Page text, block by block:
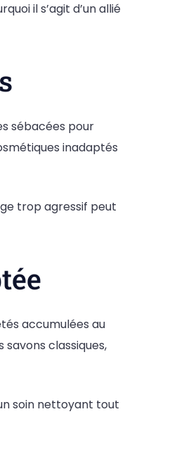
il s’agit d’un allié
sébacées pour
inadaptés
trop agressif peut
accumulées au
classiques,
soin nettoyant tout